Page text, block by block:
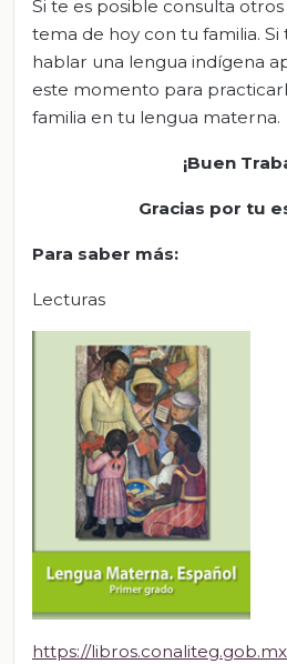
Si te es posible consulta
tema de hoy con tu familia.
hablar una lengua indígena
este momento para
familia en tu lengua materna.
¡Buen
Gracias por tu
Para saber más:
Lecturas
https://